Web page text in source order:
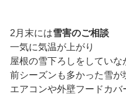
2月末には雪害のご相談
一気に気温が上がり
屋根の雪下ろしをしていな
前シーズンも多かった雪が
エアコンや外壁フードカバ